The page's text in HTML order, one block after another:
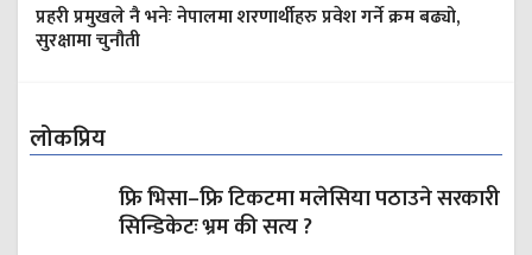
प्रहरी प्रमुखले नै भनेः नेपालमा शरणार्थीहरु प्रवेश गर्ने क्रम बढ्यो,
सुरक्षामा चुनौती
लोकप्रिय
फ्रि भिसा–फ्रि टिकटमा मलेसिया पठाउने सरकारी
सिन्डिकेटः भ्रम की सत्य ?